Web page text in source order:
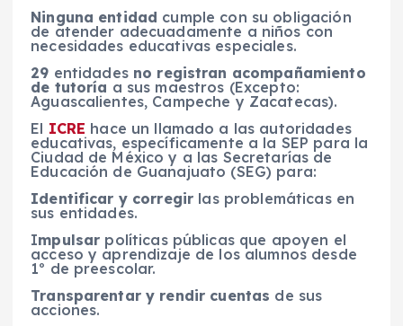
Ninguna entidad cumple con su obligación
de atender adecuadamente a niños con
necesidades educativas especiales.
29 entidades no registran acompañamiento
de tutoría a sus maestros (Excepto:
Aguascalientes, Campeche y Zacatecas).
El ICRE hace un llamado a las autoridades
educativas, específicamente a la SEP para la
Ciudad de México y a las Secretarías de
Educación de Guanajuato (SEG) para:
Identificar y corregir las problemáticas en
sus entidades.
Impulsar políticas públicas que apoyen el
acceso y aprendizaje de los alumnos desde
1º de preescolar.
Transparentar y rendir cuentas de sus
acciones.